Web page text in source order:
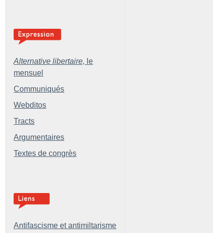
Alternative libertaire, le
mensuel
Communiqués
Webditos
Tracts
Argumentaires
Textes de congrès
Antifascisme et antimiltarisme